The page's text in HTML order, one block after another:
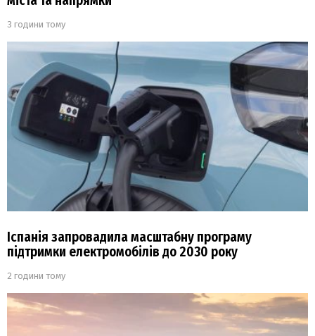
3 години тому
Іспанія запровадила масштабну програму
підтримки електромобілів до 2030 року
2 години тому